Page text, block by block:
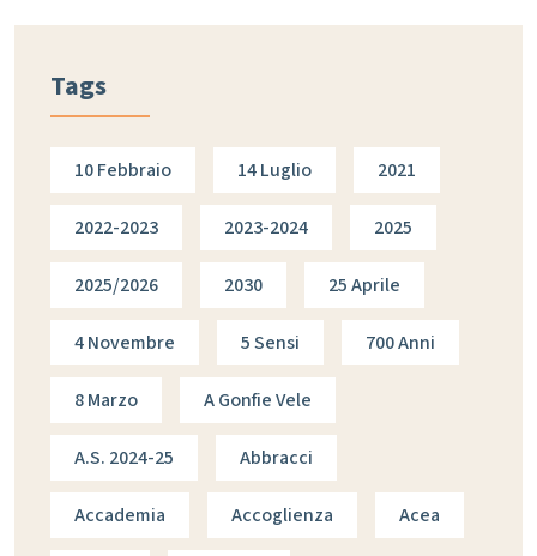
Tags
10 Febbraio 14 Luglio 2021
2022-2023 2023-2024 2025
2025/2026 2030 25 Aprile
4 Novembre 5 Sensi 700 Anni
8 Marzo A Gonfie Vele
A.s. 2024-25 Abbracci
Accademia Accoglienza Acea